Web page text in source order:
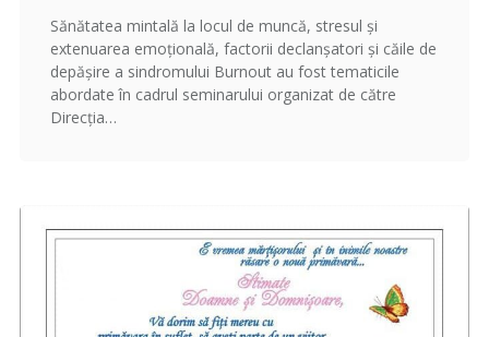
Sănătatea mintală la locul de muncă, stresul și
extenuarea emoțională, factorii declanșatori și căile de
depășire a sindromului Burnout au fost tematicile
abordate în cadrul seminarului organizat de către
Direcția…